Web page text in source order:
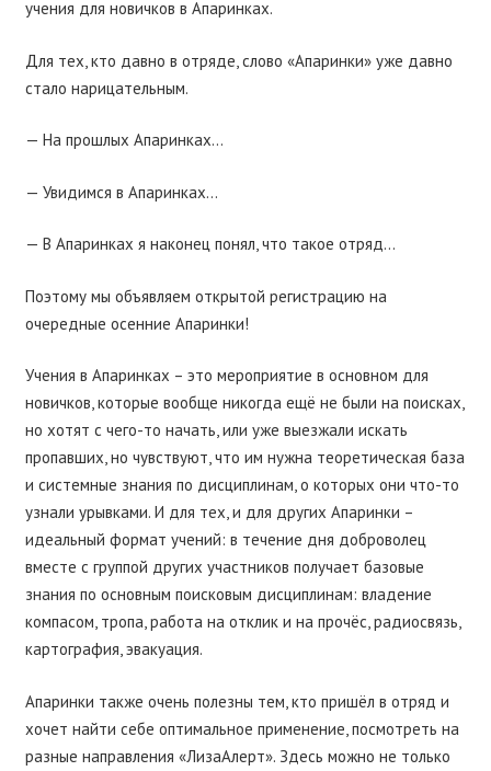
учения для новичков в Апаринках.
Для тех, кто давно в отряде, слово «Апаринки» уже давно
стало нарицательным.
— На прошлых Апаринках…
— Увидимся в Апаринках…
— В Апаринках я наконец понял, что такое отряд…
Поэтому мы объявляем открытой регистрацию на
очередные осенние Апаринки!
Учения в Апаринках – это мероприятие в основном для
новичков, которые вообще никогда ещё не были на поисках,
но хотят с чего-то начать, или уже выезжали искать
пропавших, но чувствуют, что им нужна теоретическая база
и системные знания по дисциплинам, о которых они что-то
узнали урывками. И для тех, и для других Апаринки –
идеальный формат учений: в течение дня доброволец
вместе с группой других участников получает базовые
знания по основным поисковым дисциплинам: владение
компасом, тропа, работа на отклик и на прочёс, радиосвязь,
картография, эвакуация.
Апаринки также очень полезны тем, кто пришёл в отряд и
хочет найти себе оптимальное применение, посмотреть на
разные направления «ЛизаАлерт». Здесь можно не только